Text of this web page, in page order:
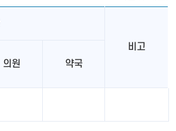
비고
의원 약국